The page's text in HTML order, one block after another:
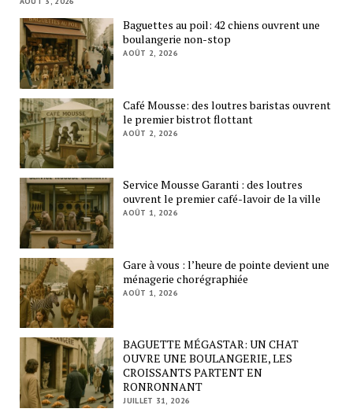
Baguettes au poil: 42 chiens ouvrent une
boulangerie non-stop
AOÛT 2, 2026
Café Mousse: des loutres baristas ouvrent
le premier bistrot flottant
AOÛT 2, 2026
Service Mousse Garanti : des loutres
ouvrent le premier café-lavoir de la ville
AOÛT 1, 2026
Gare à vous : l’heure de pointe devient une
ménagerie chorégraphiée
AOÛT 1, 2026
BAGUETTE MÉGASTAR: UN CHAT
OUVRE UNE BOULANGERIE, LES
CROISSANTS PARTENT EN
RONRONNANT
JUILLET 31, 2026